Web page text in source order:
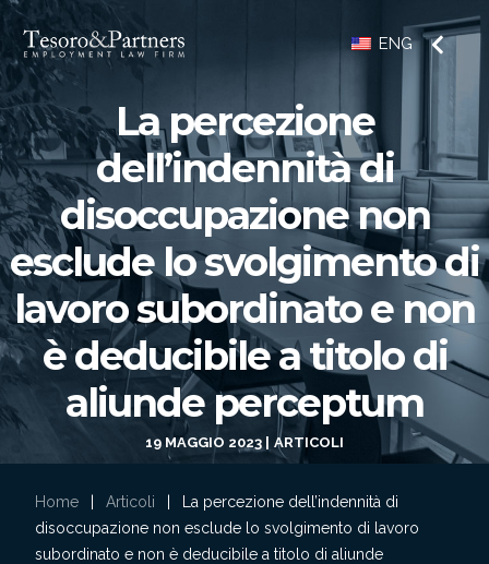
ENG
La percezione
dell’indennità di
disoccupazione non
esclude lo svolgimento di
lavoro subordinato e non
è deducibile a titolo di
aliunde perceptum
19 MAGGIO 2023 ARTICOLI
Home Articoli
La percezione dell’indennità di
disoccupazione non esclude lo svolgimento di lavoro
subordinato e non è deducibile a titolo di aliunde